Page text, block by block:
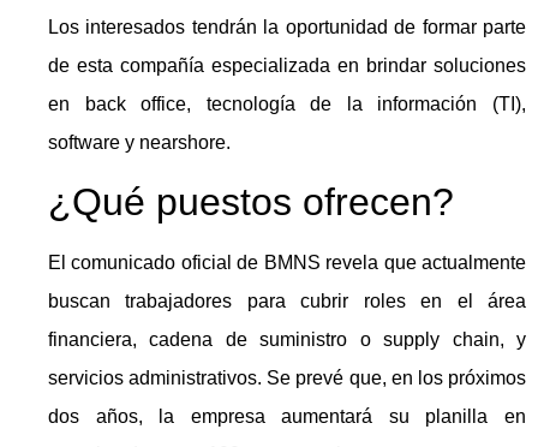
Los interesados tendrán la oportunidad de formar parte
de esta compañía especializada en brindar soluciones
en back office, tecnología de la información (TI),
software y nearshore.
¿Qué puestos ofrecen?
El comunicado oficial de BMNS revela que actualmente
buscan trabajadores para cubrir roles en el área
financiera, cadena de suministro o supply chain, y
servicios administrativos. Se prevé que, en los próximos
dos años, la empresa aumentará su planilla en